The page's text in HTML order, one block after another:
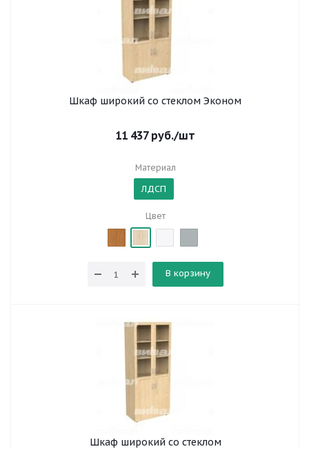
Шкаф широкий со стеклом Эконом
11 437руб./шт
Материал
ЛДСП
Цвет
В корзину
Шкаф широкий со стеклом